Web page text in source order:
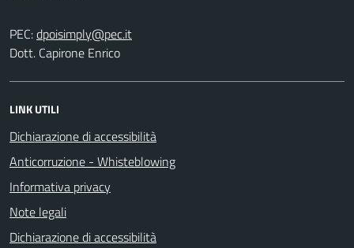
PEC:
Dott. Capirone Enrico
LINK UTILI
Dichiarazione di accessibilità
Anticorruzione - Whisteblowing
Informativa privacy
Note legali
Dichiarazione di accessibilità